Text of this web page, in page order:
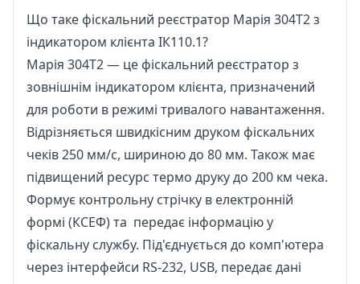
Що таке фіскальний реєстратор Марія 304Т2 з
індикатором клієнта ІК110.1?
Марія 304Т2 — це фіскальний реєстратор з
зовнішнім індикатором клієнта, призначений
для роботи в режимі тривалого навантаження.
Відрізняється швидкісним друком фіскальних
чеків 250 мм/с, шириною до 80 мм. Також має
підвищений ресурс термо друку до 200 км чека.
Формує контрольну стрічку в електронній
формі (КСЕФ) та передає інформацію у
фіскальну службу. Під'єднується до комп'ютера
через інтерфейси RS-232, USB, передає дані